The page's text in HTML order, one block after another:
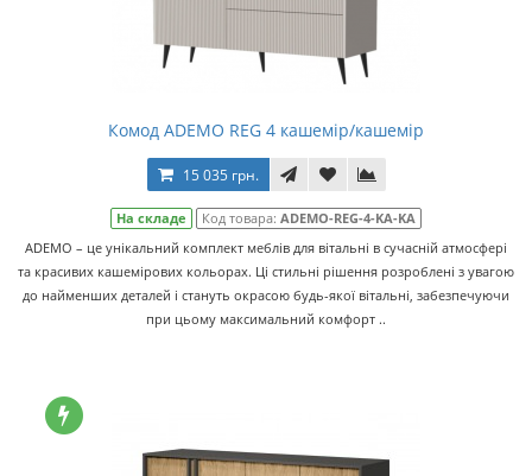
Комод ADEMO REG 4 кашемір/кашемір
15 035 грн.
На складе Код товара: ADEMO-REG-4-KA-KA
ADEMO – це унікальний комплект меблів для вітальні в сучасній атмосфері
та красивих кашемірових кольорах. Ці стильні рішення розроблені з увагою
до найменших деталей і стануть окрасою будь-якої вітальні, забезпечуючи
при цьому максимальний комфорт ..